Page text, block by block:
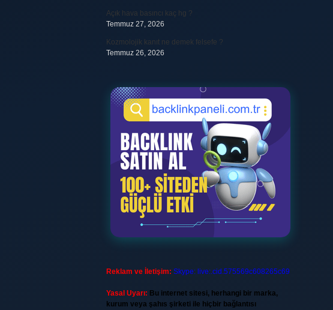
Açık hava basıncı kaç hg ?
Temmuz 27, 2026
Kozmolojik kanıt ne demek felsefe ?
Temmuz 26, 2026
Reklam ve İletişim: Skype: live:.cid.575569c608265c69
Yasal Uyarı: Bu internet sitesi, herhangi bir marka,
kurum veya şahıs şirketi ile hiçbir bağlantısı